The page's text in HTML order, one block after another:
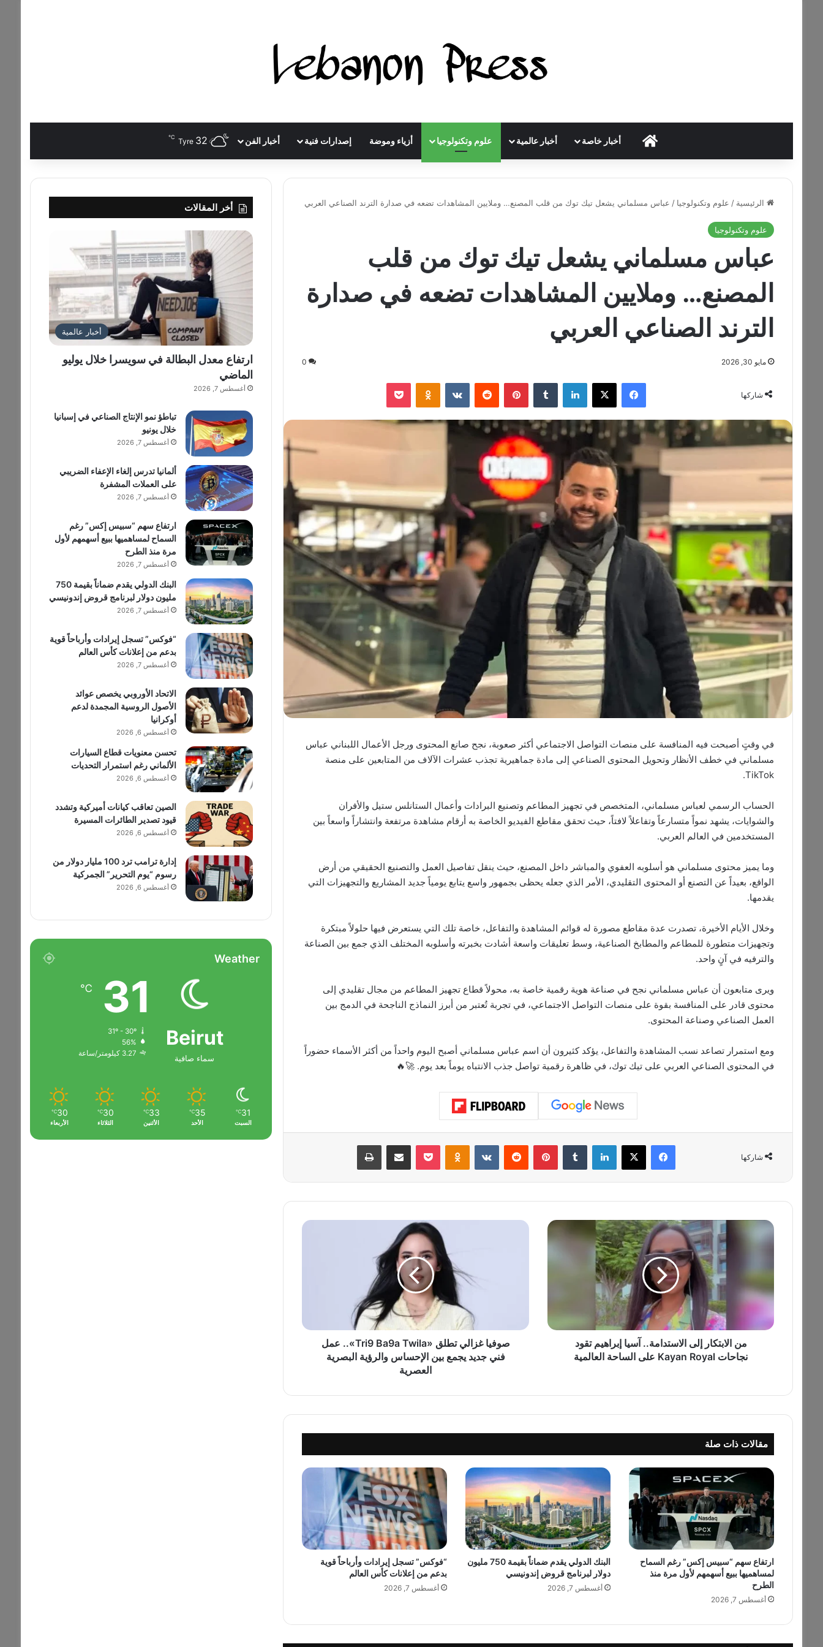
HOMEأخبار خاصة أخبار عالمية علوم وتكنولوجيا أزياء وموضة إصدارات فنية أخبار الفن Tyre 32
℃
الرئيسية / علوم وتكنولوجيا / عباس مسلماني يشعل تيك توك من قلب المصنع… وملايين المشاهدات تضعه في صدارة الترند الصناعي العربي
علوم وتكنولوجيا
عباس مسلماني يشعل تيك توك من قلب
المصنع… وملايين المشاهدات تضعه في صدارة
الترند الصناعي العربي
مايو 30, 2026 0
شاركها
فيسبوك ‫X لينكدإن ‏Tumblr بينتيريست ‏Reddit
‏VKontakte
Odnoklassniki
‫Pocket
في وقتٍ أصبحت فيه المنافسة على منصات التواصل الاجتماعي أكثر صعوبة، نجح صانع المحتوى ورجل الأعمال اللبناني عباس
مسلماني في خطف الأنظار وتحويل المحتوى الصناعي إلى مادة جماهيرية تجذب عشرات الآلاف من المتابعين على منصة
TikTok.
الحساب الرسمي لعباس مسلماني، المتخصص في تجهيز المطاعم وتصنيع البرادات وأعمال الستانلس ستيل والأفران
والشوايات، يشهد نمواً متسارعاً وتفاعلاً لافتاً، حيث تحقق مقاطع الفيديو الخاصة به أرقام مشاهدة مرتفعة وانتشاراً واسعاً بين
المستخدمين في العالم العربي.
وما يميز محتوى مسلماني هو أسلوبه العفوي والمباشر داخل المصنع، حيث ينقل تفاصيل العمل والتصنيع الحقيقي من أرض
الواقع، بعيداً عن التصنع أو المحتوى التقليدي، الأمر الذي جعله يحظى بجمهور واسع يتابع يومياً جديد المشاريع والتجهيزات التي
يقدمها.
وخلال الأيام الأخيرة، تصدرت عدة مقاطع مصورة له قوائم المشاهدة والتفاعل، خاصة تلك التي يستعرض فيها حلولاً مبتكرة
وتجهيزات متطورة للمطاعم والمطابخ الصناعية، وسط تعليقات واسعة أشادت بخبرته وأسلوبه المختلف الذي جمع بين الصناعة
والترفيه في آنٍ واحد.
ويرى متابعون أن عباس مسلماني نجح في صناعة هوية رقمية خاصة به، محولاً قطاع تجهيز المطاعم من مجال تقليدي إلى
محتوى قادر على المنافسة بقوة على منصات التواصل الاجتماعي، في تجربة تُعتبر من أبرز النماذج الناجحة في الدمج بين
العمل الصناعي وصناعة المحتوى.
ومع استمرار تصاعد نسب المشاهدة والتفاعل، يؤكد كثيرون أن اسم عباس مسلماني أصبح اليوم واحداً من أكثر الأسماء حضوراً
في المحتوى الصناعي العربي على تيك توك، في ظاهرة رقمية تواصل جذب الانتباه يوماً بعد يوم. 🚀🔥
شاركها
فيسبوك ‫X لينكدإن ‏Tumblr بينتيريست ‏Reddit
‏VKontakte
Odnoklassniki
‫Pocket مشاركة عبر البريد طباعة
م
ن
ب
ت
ك
ا
ا
س
د
ا
ة
.
.
آ
س
ي
ا
إ
ب
ا
من الابتكار إلى الاستدامة.. آسيا إبراهيم تقود
نجاحات Kayan Royal على الساحة العالمية
ص
ل
ق
r
9
B
a
9
a
T
w
i
l
a
ع
صوفيا غزالي تطلق «Tri9 Ba9a Twila».. عمل
فني جديد يجمع بين الإحساس والرؤية البصرية
العصرية
مقالات ذات صلة
ارتفاع سهم “سبيس إكس” رغم السماح
لمساهميها ببيع أسهمهم لأول مرة منذ
الطرح
أغسطس 7, 2026
البنك الدولي يقدم ضماناً بقيمة 750 مليون
دولار لبرنامج قروض إندونيسي
أغسطس 7, 2026
“فوكس” تسجل إيرادات وأرباحاً قوية
بدعم من إعلانات كأس العالم
أغسطس 7, 2026
أخر المقالات
أخبار عالمية
ارتفاع معدل البطالة في سويسرا خلال يوليو
الماضي
أغسطس 7, 2026
تباطؤ نمو الإنتاج الصناعي في إسبانيا
خلال يونيو
أغسطس 7, 2026
ألمانيا تدرس إلغاء الإعفاء الضريبي
على العملات المشفرة
أغسطس 7, 2026
ارتفاع سهم “سبيس إكس” رغم
السماح لمساهميها ببيع أسهمهم لأول
مرة منذ الطرح
أغسطس 7, 2026
البنك الدولي يقدم ضماناً بقيمة 750
مليون دولار لبرنامج قروض إندونيسي
أغسطس 7, 2026
“فوكس” تسجل إيرادات وأرباحاً قوية
بدعم من إعلانات كأس العالم
أغسطس 7, 2026
الاتحاد الأوروبي يخصص عوائد
الأصول الروسية المجمدة لدعم
أوكرانيا
أغسطس 6, 2026
تحسن معنويات قطاع السيارات
الألماني رغم استمرار التحديات
أغسطس 6, 2026
الصين تعاقب كيانات أميركية وتشدد
قيود تصدير الطائرات المسيرة
أغسطس 6, 2026
إدارة ترامب ترد 100 مليار دولار من
رسوم “يوم التحرير” الجمركية
أغسطس 6, 2026
Weather
Beirut
سماء صافية
31
℃
31º - 30º
56%
3.27 كيلومتر/ساعة
31
℃
السبت
35
℃
الأحد
33
℃
الأثنين
30
℃
الثلاثاء
30
℃
الأربعاء